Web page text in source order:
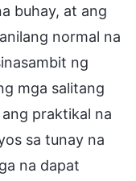
buhay, at ang
normal na
ng
mga salitang
praktikal na
sa tunay na
na dapat